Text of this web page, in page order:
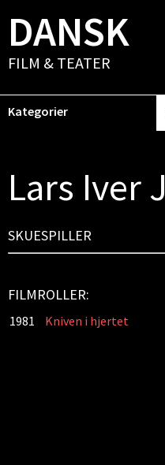
DANSK
FILM & TEATER
Kategorier
Lars Iver
SKUESPILLER
FILMROLLER:
1981 Kniven i hjertet